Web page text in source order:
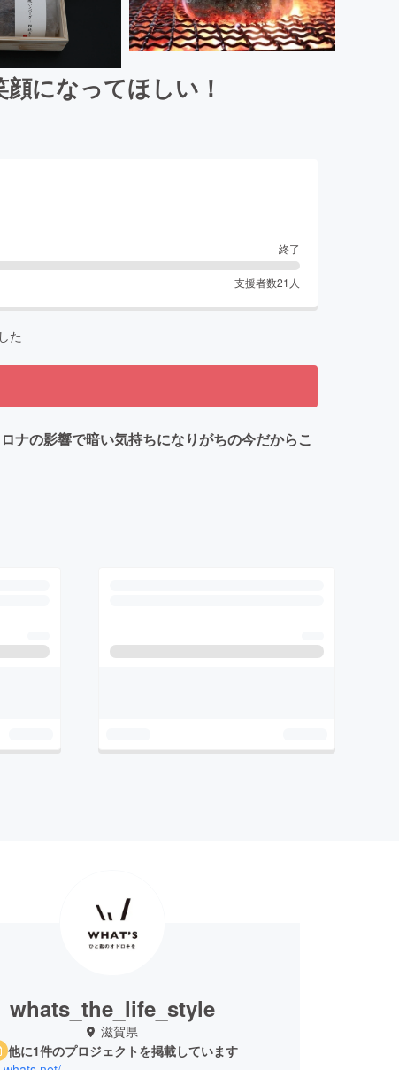
になってほしい！
終了
支援者数21 人
た
ナの影響で暗い気持ちになりがちの今だからこ
whats_the_life_style
滋賀県
他に1件のプロジェクトを掲載しています